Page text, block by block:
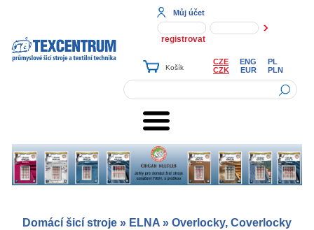
Můj účet
registrovat
CZE ENG
PL
CZK
EUR PLN
Domácí šicí stroje » ELNA » Overlocky, Coverlocky